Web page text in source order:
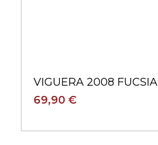
VIGUERA 2008 FUCSIA
69,90 €